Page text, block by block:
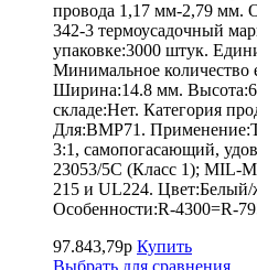
провода 1,17 мм-2,79 мм.
342-3 термоусадочный
упаковке:3000 штук.
Минимальное количество
Ширина:14.8 мм.
складе:Нет. Категория
Для:BMP71.
3:1, самопогасающий,
23053/5C (Класс 1); MIL-
215 и UL224.
Особенности:R-4300=R-
97.843,79р Купить